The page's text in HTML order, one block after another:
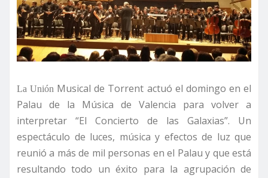
La Unión Musical de Torrent actuó el domingo en el
Palau de la Música de Valencia para volver a
interpretar “El Concierto de las Galaxias”. Un
espectáculo de luces, música y efectos de luz que
reunió a más de mil personas en el Palau y que está
resultando todo un éxito para la agrupación de